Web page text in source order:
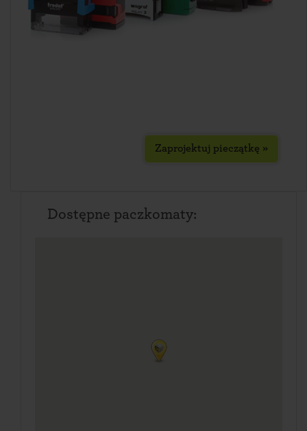
Zaprojektuj pieczątkę »
Dostępne paczkomaty: